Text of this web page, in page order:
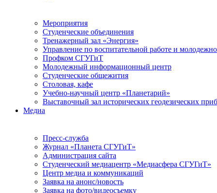
Мероприятия
Студенческие объединения
Тренажерный зал «Энергия»
Управление по воспитательной работе и
Профком СГУГиТ
Молодежный информационный центр
Студенческие общежития
Столовая, кафе
Учебно-научный центр «Планетарий»
Выставочный зал исторических геодезических
Медиа
Пресс-служба
Журнал «Планета СГУГиТ»
Администрация сайта
Студенческий медиацентр «Медиасфера СГУГиТ»
Центр медиа и коммуникаций
Заявка на анонс/новость
Заявка на фото/видеосъемку